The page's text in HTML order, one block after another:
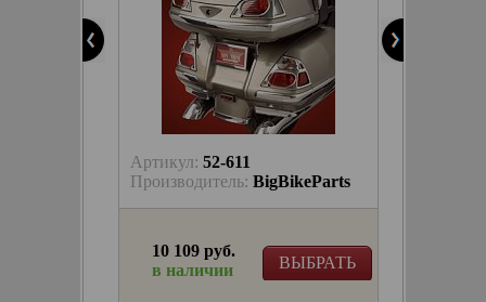
Артикул: 52-611
Производитель: BigBikeParts
ВЫБРАТЬ
10 109 руб.
в наличии